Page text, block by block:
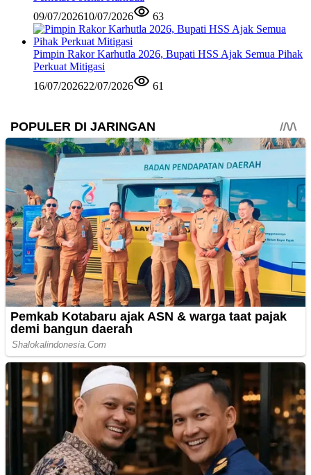
09/07/202610/07/2026 63
Pimpin Rakor Karhutla 2026, Bupati HSS Ajak Semua Pihak
Perkuat Mitigasi
16/07/202622/07/2026 61